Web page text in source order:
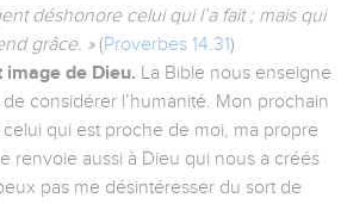
déshonore celui qui l’a fait ; mais qui
grâce. »(Proverbes 14.31)
de Dieu. La Bible nous enseigne
considérer l’humanité. Mon prochain
qui est proche de moi, ma propre
renvoie aussi à Dieu qui nous a créés
pas me désintéresser du sort de